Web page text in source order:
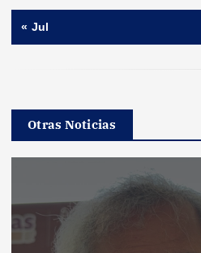
« Jul
Otras Noticias